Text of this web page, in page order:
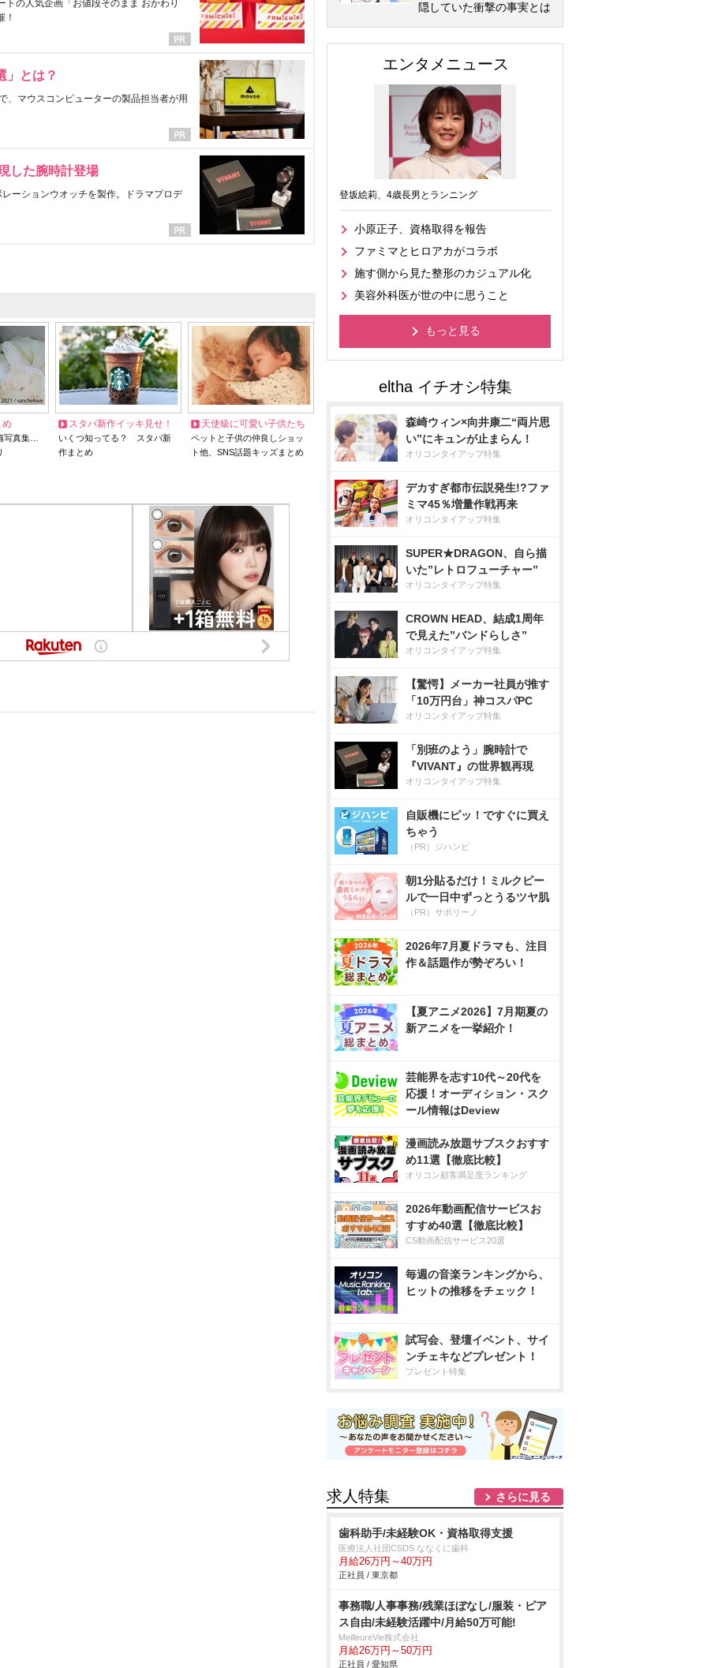
の人気企画「お値段そのまま おかわり
！
」とは？
、マウスコンピューターの製品担当者が用
した腕時計登場
ーションウオッチを製作。ドラマプロデ
め
写真集…
スタバ新作イッキ見せ！
いくつ知ってる？ スタバ新
作まとめ
天使級に可愛い子供たち
ペットと子供の仲良しショッ
ト他、SNS話題キッズまとめ
隠していた衝撃の事実とは
エンタメニュース
登坂絵莉、4歳長男とランニング
小原正子、資格取得を報告
ファミマとヒロアカがコラボ
施す側から見た整形のカジュアル化
美容外科医が世の中に思うこと
もっと見る
森崎ウィン×向井康二“両片思
い”にキュンが止まらん！
オリコンタイアップ特集
デカすぎ都市伝説発生!?ファ
ミマ45％増量作戦再来
オリコンタイアップ特集
SUPER★DRAGON、自ら描
いた”レトロフューチャー”
オリコンタイアップ特集
CROWN HEAD、結成1周年
で見えた”バンドらしさ”
オリコンタイアップ特集
【驚愕】メーカー社員が推す
「10万円台」神コスパPC
オリコンタイアップ特集
「別班のよう」腕時計で
『VIVANT』の世界観再現
オリコンタイアップ特集
自販機にピッ！ですぐに買え
ちゃう
（PR）ジハンピ
朝1分貼るだけ！ミルクピー
ルで一日中ずっとうるツヤ肌
（PR）サボリーノ
2026年7月夏ドラマも、注目
作＆話題作が勢ぞろい！
【夏アニメ2026】7月期夏の
新アニメを一挙紹介！
芸能界を志す10代～20代を
応援！オーディション・スク
ール情報はDeview
漫画読み放題サブスクおすす
め11選【徹底比較】
オリコン顧客満足度ランキング
2026年動画配信サービスお
すすめ40選【徹底比較】
CS動画配信サービス20選
毎週の音楽ランキングから、
ヒットの推移をチェック！
試写会、登壇イベント、サイ
ンチェキなどプレゼント！
プレゼント特集
求人特集 さらに見る
歯科助手/未経験OK・資格取得支援
医療法人社団CSDS ななくに歯科
月給26万円～40万円
正社員 / 東京都
事務職/人事事務/残業ほぼなし/服装・ピア
ス自由/未経験活躍中/月給50万可能!
MeilleureVie株式会社
月給26万円～50万円
正社員 / 愛知県